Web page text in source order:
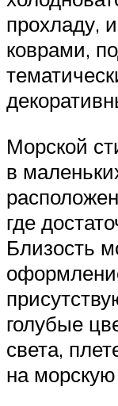
прохладу,
коврами,
Морской
в
где
Близость
голубые
света,
на